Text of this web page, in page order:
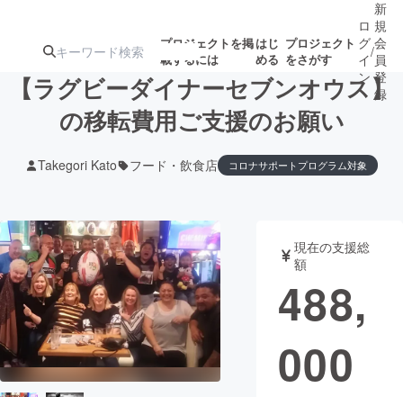
プロジェクトを掲
載するには
はじ
める
プロジェクト
をさがす
ジェクト
ターン
ジェクト
募集終了が近いプ
ロジェクト
もうすぐ公開
されます
アート・写真 音楽
テクノロジー・ガジェット ゲーム・サ
映像・映画
ロ
グ
イ
ン
/
新
規
会
員
登
録
【ラグビーダイナーセブンオウス】
の移転費用ご支援のお願い
Takegori Kato フード・飲食店 コロナサポートプログラム対象
現在の支援総
額
488,
000